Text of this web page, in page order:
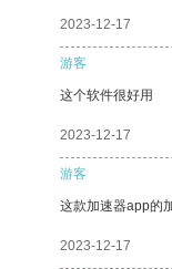
2023-12-17
游客
这个软件很好用
2023-12-17
游客
这款加速器app的
2023-12-17